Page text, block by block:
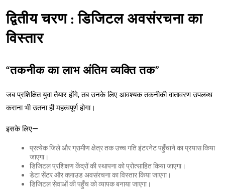
द्वितीय चरण : डिजिटल अवसंरचना का
विस्तार
“तकनीक का लाभ अंतिम व्यक्ति तक”
जब प्रशिक्षित युवा तैयार होंगे, तब उनके लिए आवश्यक तकनीकी वातावरण उपलब्ध
कराना भी उतना ही महत्वपूर्ण होगा।
इसके लिए—
प्रत्येक जिले और ग्रामीण क्षेत्र तक उच्च गति इंटरनेट पहुँचाने का प्रयास किया
जाएगा।
डिजिटल प्रशिक्षण केंद्रों की स्थापना को प्रोत्साहित किया जाएगा।
डेटा सेंटर और क्लाउड अवसंरचना का विस्तार किया जाएगा।
डिजिटल सेवाओं की पहुँच को व्यापक बनाया जाएगा।